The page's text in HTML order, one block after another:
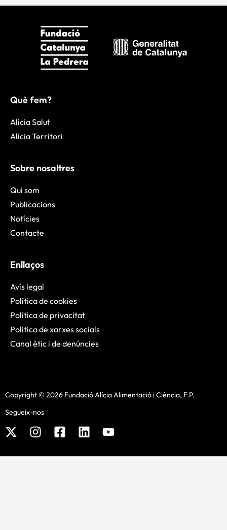
Què fem?
Alícia Salut
Alícia Territori
Sobre nosaltres
Qui som
Publicacions
Notícies
Contacte
Enllaços
Avís legal
Política de cookies
Política de privacitat
Política de xarxes socials
Canal ètic i de denúncies
Copyright © 2026 Fundació Alícia Alimentació i Ciència, F.P.
Segueix-nos